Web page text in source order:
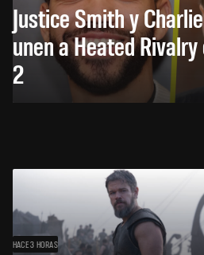
Justice Smith y
unen a Heated
2
HACE 3 HORAS